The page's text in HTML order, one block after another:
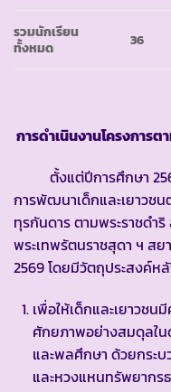
รวมนักเรียน
ทั้งหมด
36
การดำเนินงานโครงการต
ตั้งแต่ปีการศึกษา
การพัฒนาเด็กและเยาวช
ทุรกันดาร ตามพระราชดำ
พระเทพรัตนราชสุดา ฯ ส
2569 โดยมีวัตถุประสงค์ห
เพื่อให้เด็กและเยาวช
ศักยภาพอย่างสมดุลใ
และพลศึกษา ด้วยกระ
และหวงแหนทรัพยากร